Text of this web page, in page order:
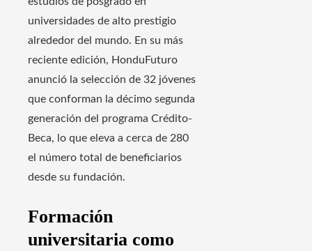
universidades de alto prestigio
alrededor del mundo. En su más
reciente edición, HonduFuturo
anunció la selección de 32 jóvenes
que conforman la décimo segunda
generación del programa Crédito-
Beca, lo que eleva a cerca de 280
el número total de beneficiarios
desde su fundación.
Formación
universitaria como